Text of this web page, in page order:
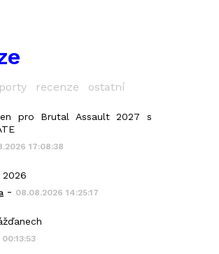
recenze ostatní
pro Brutal Assault 2027 s
17:08:38
2026
- 08.08.2026 14:25:17